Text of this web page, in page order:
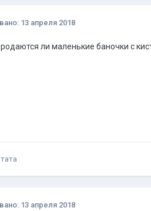
13 апреля 2018
ли маленькие баночки с
13 апреля 2018